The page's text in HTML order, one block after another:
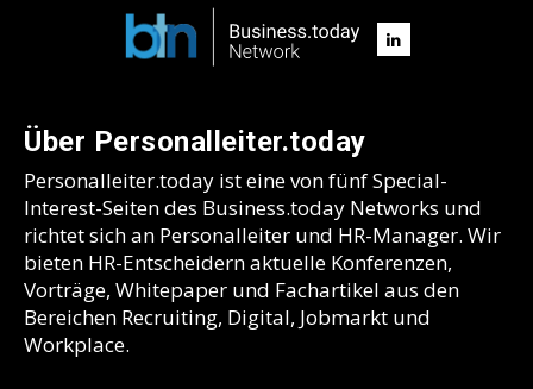
Über Personalleiter.today
Personalleiter.today ist eine von fünf Special-
Interest-Seiten des Business.today Networks und
richtet sich an Personalleiter und HR-Manager. Wir
bieten HR-Entscheidern aktuelle Konferenzen,
Vorträge, Whitepaper und Fachartikel aus den
Bereichen Recruiting, Digital, Jobmarkt und
Workplace.